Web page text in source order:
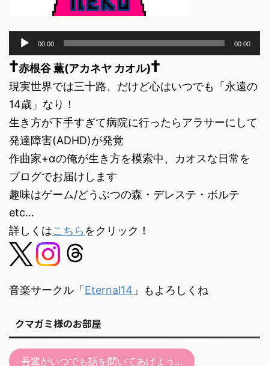
プ
ー
ヤ
ー
00:00 00:00
†赤根谷 薫(アカネヤ カオル)†
現実世界では三十路、だけど心はいつでも「永遠の
14歳」なり！
生き方が下手すぎて病院に行ったらアラサーにして
発達障害(ADHD)が発覚
作曲家+αの俺が生き方を模索中、カオスな日常を
ブログでお届けします
趣味はゲーム/どうぶつの森・デレステ・ボルテ
etc…
詳しくはこちら をクリック！
音楽サークル「Eternal14 」もよろしくね
クマガミ様のお部屋
吾輩がいつでも話を聞いてあげよう…